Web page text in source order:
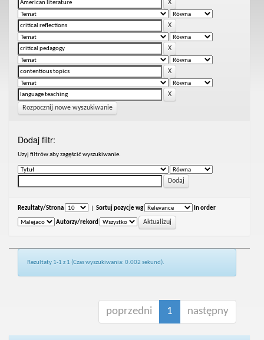
Rozpocznij nowe wyszukiwanie
Dodaj filtr:
Uzyj filtrów aby zagęścić wyszukiwanie.
Rezultaty/Strona Sortuj pozycje wg In order
Autorzy/rekord
Rezultaty 1-1 z 1 (Czas wyszukiwania: 0.002 sekund).
poprzedni 1 następny